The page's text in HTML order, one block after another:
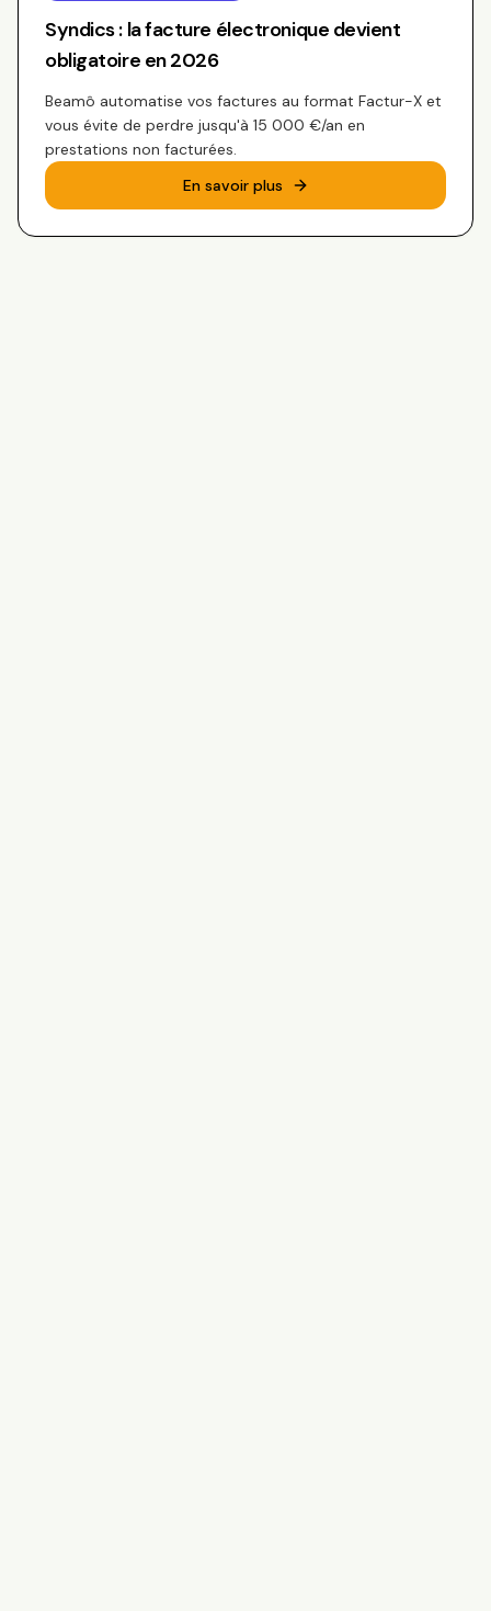
Syndics : la facture électronique devient
obligatoire en 2026
Beamô automatise vos factures au format Factur-X et
vous évite de perdre jusqu'à 15 000 €/an en
prestations non facturées.
En savoir plus